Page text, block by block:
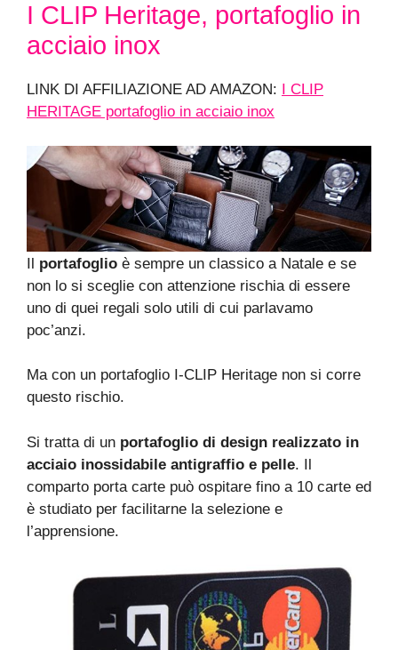
I CLIP Heritage, portafoglio in
acciaio inox
LINK DI AFFILIAZIONE AD AMAZON: I CLIP
HERITAGE portafoglio in acciaio inox
Il portafoglio è sempre un classico a Natale e se
non lo si sceglie con attenzione rischia di essere
uno di quei regali solo utili di cui parlavamo
poc’anzi.
Ma con un portafoglio I-CLIP Heritage non si corre
questo rischio.
Si tratta di un portafoglio di design realizzato in
acciaio inossidabile antigraffio e pelle. Il
comparto porta carte può ospitare fino a 10 carte ed
è studiato per facilitarne la selezione e
l’apprensione.